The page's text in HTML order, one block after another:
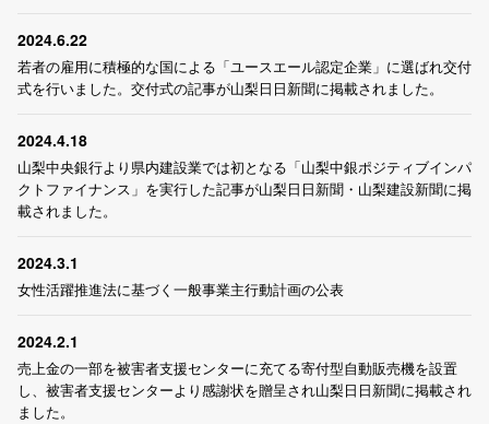
2024.6.22
若者の雇用に積極的な国による「ユースエール認定企業」に選ばれ交付
式を行いました。交付式の記事が山梨日日新聞に掲載されました。
2024.4.18
山梨中央銀行より県内建設業では初となる「山梨中銀ポジティブインパ
クトファイナンス」を実行した記事が山梨日日新聞・山梨建設新聞に掲
載されました。
2024.3.1
女性活躍推進法に基づく一般事業主行動計画の公表
2024.2.1
売上金の一部を被害者支援センターに充てる寄付型自動販売機を設置
し、被害者支援センターより感謝状を贈呈され山梨日日新聞に掲載され
ました。